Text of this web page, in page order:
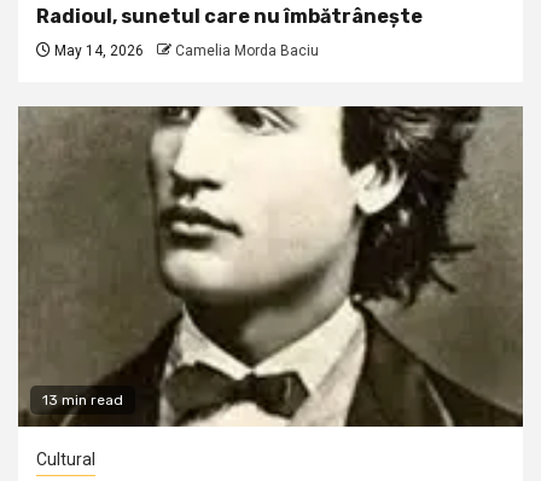
Radioul, sunetul care nu îmbătrânește
May 14, 2026 Camelia Morda Baciu
13 min read
Cultural